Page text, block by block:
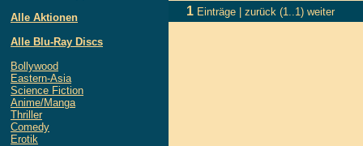
Alle Aktionen
Alle Blu-Ray Discs
Bollywood
Eastern-Asia
Science Fiction
Anime/Manga
Thriller
Comedy
Erotik
1 Einträge | zurück (1..1) weiter